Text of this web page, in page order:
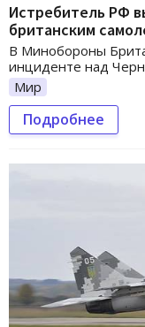
Истребитель РФ
британским
В Минобороны
инциденте над
Мир
Подробнее